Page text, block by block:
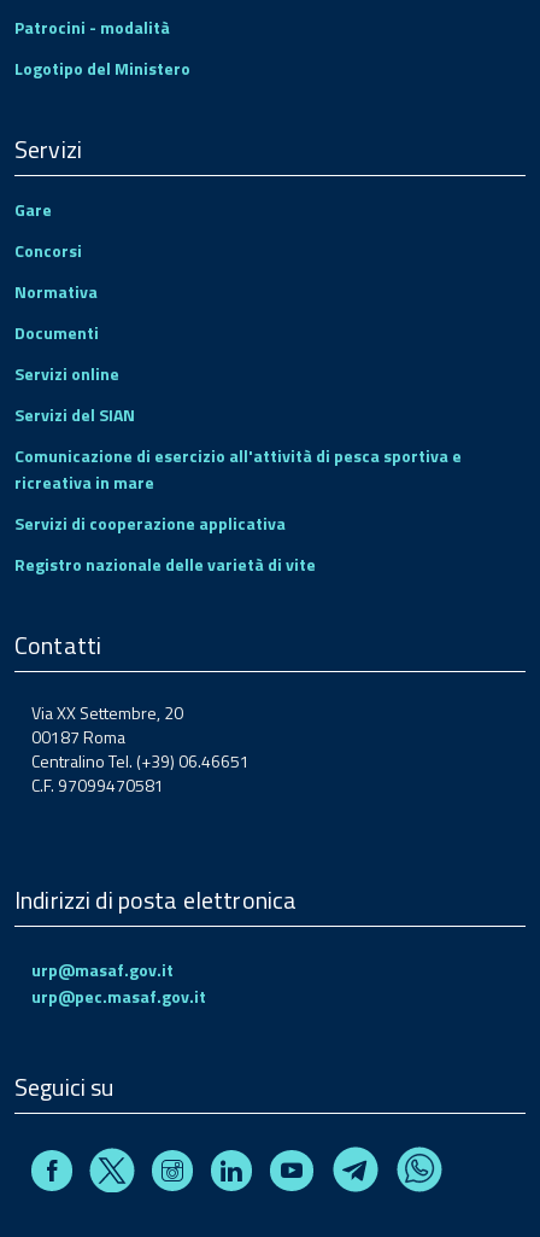
Patrocini - modalità
Logotipo del Ministero
Servizi
Gare
Concorsi
Normativa
Documenti
Servizi online
Servizi del SIAN
Comunicazione di esercizio all'attività di pesca sportiva e
ricreativa in mare
Servizi di cooperazione applicativa
Registro nazionale delle varietà di vite
Contatti
Via XX Settembre, 20
00187 Roma
Centralino Tel. (+39) 06.46651
C.F. 97099470581
Indirizzi di posta elettronica
urp@masaf.gov.it
urp@pec.masaf.gov.it
Seguici su
FacebookX InstagramLinkedin Youtube TelegramWhatsapp